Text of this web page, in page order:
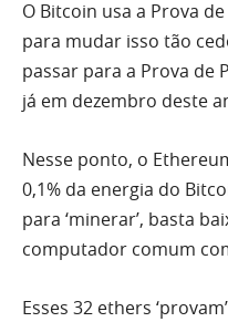
O Bitcoin usa a Prova
para mudar isso tão
passar para a Prova de
já em dezembro deste
Nesse ponto, o
0,1% da energia do
para ‘minerar’, basta
computador comum
Esses 32 ethers